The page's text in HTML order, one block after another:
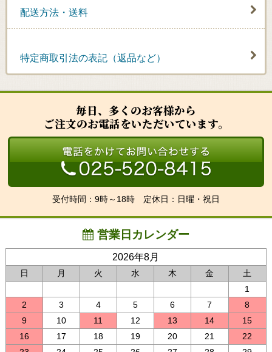
配送方法・送料
特定商取引法の表記（返品など）
毎日、多くのお客様から
ご注文のお電話をいただいています。
受付時間：9時～18時 定休日：日曜・祝日
営業日カレンダー
2026年8月
日 月 火 水 木 金
土
1
2
3 4 5 6 7
8
9
10 11 12 13 14
15
16
17 18 19 20 21
22